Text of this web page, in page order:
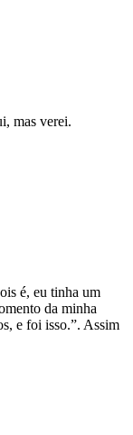
mas verei.
é, eu tinha um
da minha
e foi isso.”. Assim